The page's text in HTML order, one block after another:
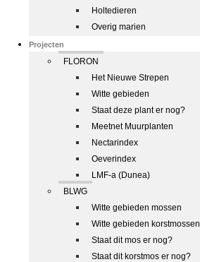
Holtedieren
Overig marien
Projecten
FLORON
Het Nieuwe Strepen
Witte gebieden
Staat deze plant er nog?
Meetnet Muurplanten
Nectarindex
Oeverindex
LMF-a (Dunea)
BLWG
Witte gebieden mossen
Witte gebieden korstmossen
Staat dit mos er nog?
Staat dit korstmos er nog?